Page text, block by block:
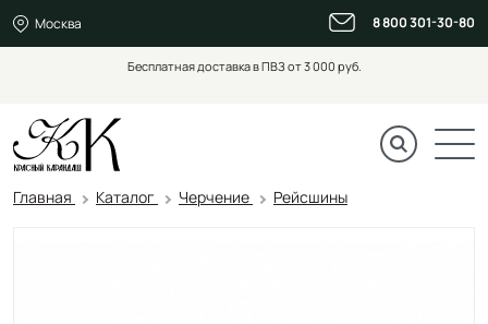
Москва 8 800 301-30-80
Бесплатная доставка в ПВЗ от 3 000 руб.
Главная Каталог Черчение Рейсшины